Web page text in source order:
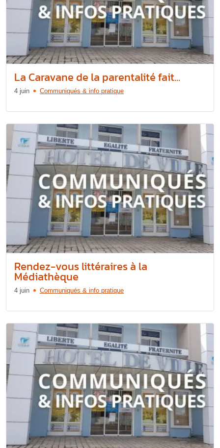
La Caravane de la parentalité fait...
4 juin Communiqués & info pratique
Rendez-vous littéraires à la
Médiathèque
4 juin Communiqués & info pratique